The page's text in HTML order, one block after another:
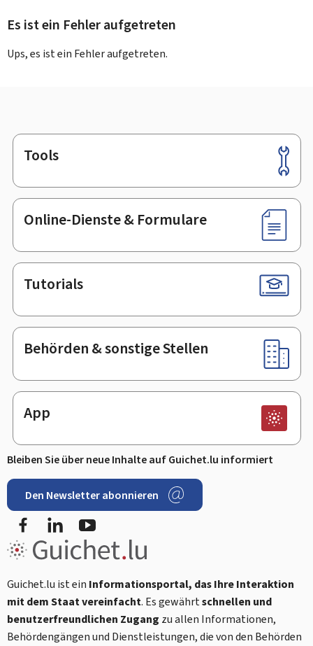
Es ist ein Fehler aufgetreten
Ups, es ist ein Fehler aufgetreten.
Footer
Tools
Online-Dienste & Formulare
Tutorials
Behörden & sonstige Stellen
App
Bleiben Sie über neue Inhalte auf Guichet.lu informiert
Den Newsletter abonnieren
FacebookLinkedIn
Guichet.lu ist ein Informationsportal, das Ihre Interaktion
mit dem Staat vereinfacht. Es gewährtschnellen und
benutzerfreundlichen Zugang zu allen Informationen,
Behördengängen und Dienstleistungen, die von den Behörden